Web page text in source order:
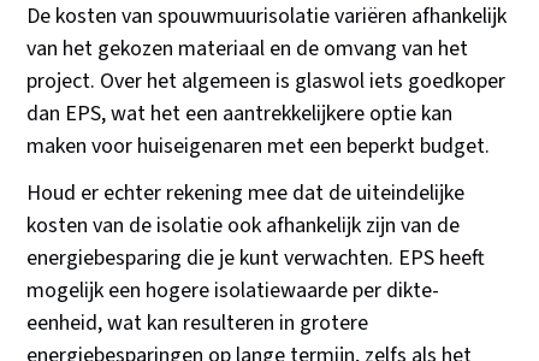
De kosten van spouwmuurisolatie variëren afhankelijk
van het gekozen materiaal en de omvang van het
project. Over het algemeen is glaswol iets goedkoper
dan EPS, wat het een aantrekkelijkere optie kan
maken voor huiseigenaren met een beperkt budget.
Houd er echter rekening mee dat de uiteindelijke
kosten van de isolatie ook afhankelijk zijn van de
energiebesparing die je kunt verwachten. EPS heeft
mogelijk een hogere isolatiewaarde per dikte-
eenheid, wat kan resulteren in grotere